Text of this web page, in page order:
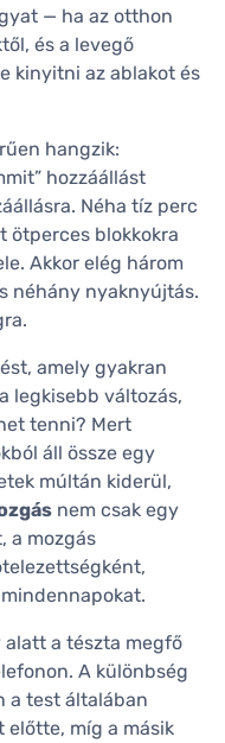
— ha az otthon
és a levegő
kinyitni az ablakot és
hangzik:
hozzáállást
Néha tíz perc
ötperces blokkokra
Akkor elég három
néhány nyaknyújtás.
amely gyakran
legkisebb változás,
tenni? Mert
áll össze egy
múltán kiderül,
nem csak egy
a mozgás
alatt a tészta megfő
A különbség
a test általában
míg a másik